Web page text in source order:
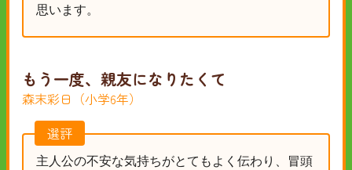
思います。
もう一度、親友になりたくて
森末彩日（小学6年）
選評
主人公の不安な気持ちがとてもよく伝わり、冒頭